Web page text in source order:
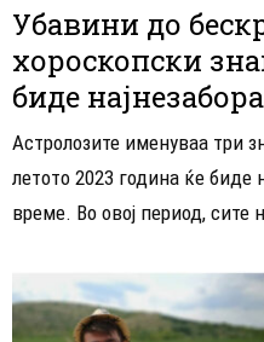
Убавини до
хороскопски
биде
Астролозите именуваа три
летото 2023 година ќе биде
време. Во овој период,